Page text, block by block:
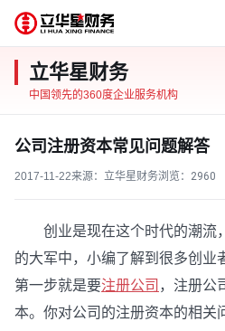
立华星财务
中国领先的360度企业服务机构
​公司注册资本常见问题解答
2017-11-22来源：立华星财务浏览： 2960
创业是现在这个时代的潮流
的大军中，小编了解到很多创业
第一步就是要注册公司 ，注册公
本。你对公司的注册资本的相关